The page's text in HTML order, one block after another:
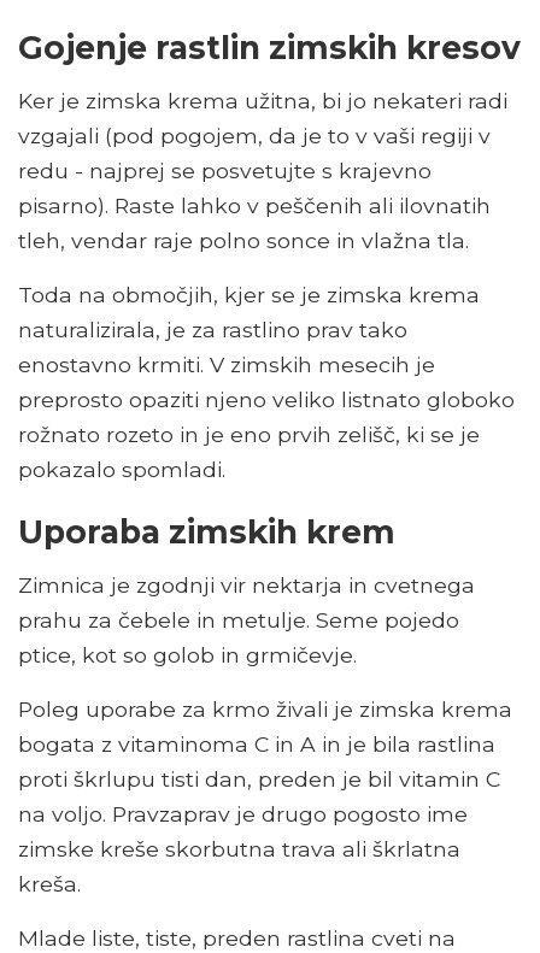
Gojenje rastlin zimskih kresov
Ker je zimska krema užitna, bi jo nekateri radi
vzgajali (pod pogojem, da je to v vaši regiji v
redu - najprej se posvetujte s krajevno
pisarno). Raste lahko v peščenih ali ilovnatih
tleh, vendar raje polno sonce in vlažna tla.
Toda na območjih, kjer se je zimska krema
naturalizirala, je za rastlino prav tako
enostavno krmiti. V zimskih mesecih je
preprosto opaziti njeno veliko listnato globoko
rožnato rozeto in je eno prvih zelišč, ki se je
pokazalo spomladi.
Uporaba zimskih krem
Zimnica je zgodnji vir nektarja in cvetnega
prahu za čebele in metulje. Seme pojedo
ptice, kot so golob in grmičevje.
Poleg uporabe za krmo živali je zimska krema
bogata z vitaminoma C in A in je bila rastlina
proti škrlupu tisti dan, preden je bil vitamin C
na voljo. Pravzaprav je drugo pogosto ime
zimske kreše skorbutna trava ali škrlatna
kreša.
Mlade liste, tiste, preden rastlina cveti na